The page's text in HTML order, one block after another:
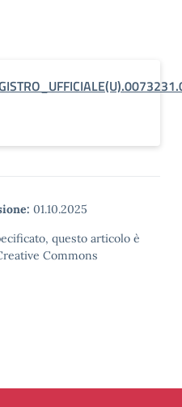
01.10.2025
questo articolo è
Commons